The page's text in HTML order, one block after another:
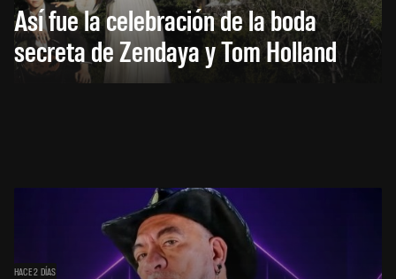
Así fue la celebración de la boda
secreta de Zendaya y Tom Holland
HACE 2 DÍAS